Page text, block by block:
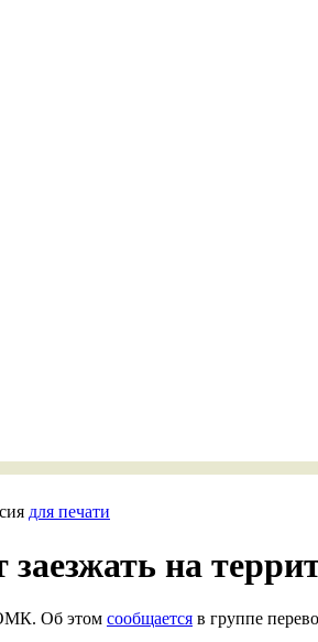
для печати
на
ОМК. Об этом сообщается в группе